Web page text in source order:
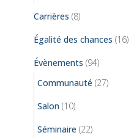
Carrières (8)
Égalité des chances (16)
Évènements (94)
Communauté (27)
Salon (10)
Séminaire (22)